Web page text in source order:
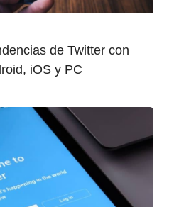
de Twitter con
iOS y PC